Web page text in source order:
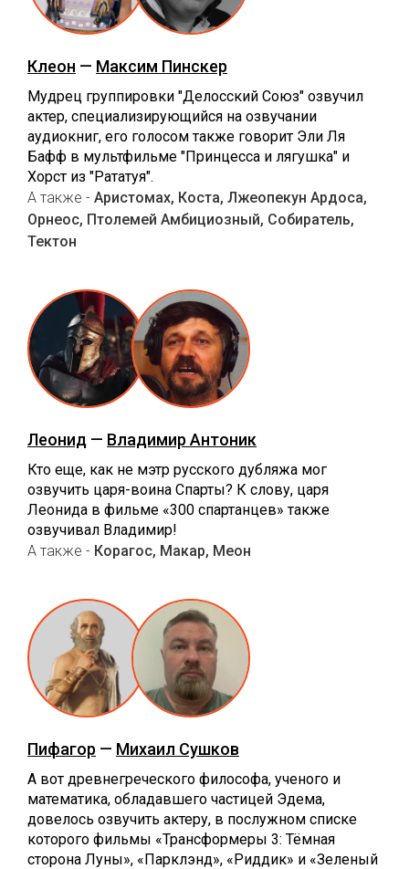
Клеон — Максим Пинскер
Мудрец группировки "Делосский Союз" озвучил
актер, специализирующийся на озвучании
аудиокниг, его голосом также говорит Эли Ля
Бафф в мультфильме "Принцесса и лягушка" и
Хорст из "Рататуя".
А также - Аристомах, Коста, Лжеопекун Ардоса,
Орнеос, Птолемей Амбициозный, Собиратель,
Тектон
Леонид — Владимир Антоник
Кто еще, как не мэтр русского дубляжа мог
озвучить царя-воина Спарты? К слову, царя
Леонида в фильме «‎300 спартанцев» также
озвучивал Владимир!‎
А также - Корагос, Макар, Меон
Пифагор — Михаил Сушков
А вот древнегреческого философа, ученого и
математика, обладавшего частицей Эдема,
довелось озвучить актеру, в послужном списке
которого фильмы «Трансформеры 3: Тёмная
сторона Луны», «‎Парклэнд», «‎Риддик» и «‎Зеленый